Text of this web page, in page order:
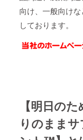
向け、一般向け
しております。
【明日の
りのままサ